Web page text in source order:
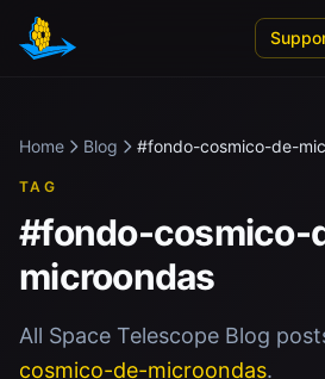
Skip to main content
Home Blog #fondo-cosmico-de-
TAG
#fondo-cosmico-
microondas
All Space Telescope Blog
cosmico-de-microondas.